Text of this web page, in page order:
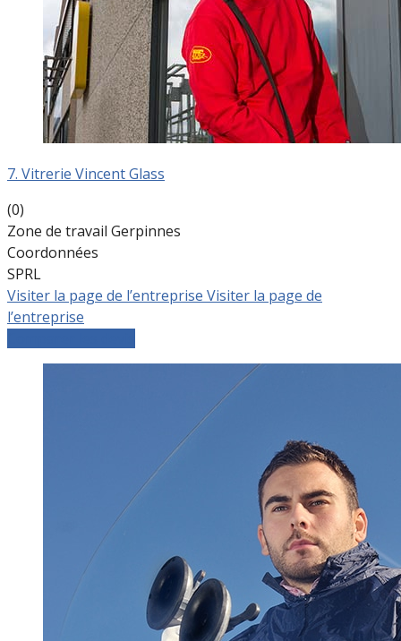
7. Vitrerie Vincent Glass
(0)
Zone de travail Gerpinnes
Coordonnées
SPRL
Visiter la page de l’entreprise Visiter la page de
l’entreprise